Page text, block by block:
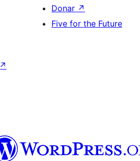
Donar ↗
Five for the Future
↗